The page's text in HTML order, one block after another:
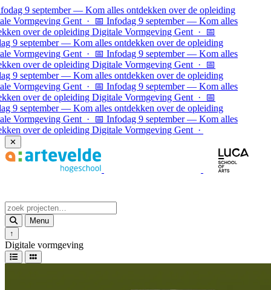
Ga naar inhoud
9 september — Kom alles ontdekken over de opleiding
Vormgeving Gent · 📅 Infodag 9 september — Kom alles
over de opleiding Digitale Vormgeving Gent · 📅
9 september — Kom alles ontdekken over de opleiding
Vormgeving Gent · 📅 Infodag 9 september — Kom alles
over de opleiding Digitale Vormgeving Gent ·
📅
9 september — Kom alles ontdekken over de opleiding
Vormgeving Gent · 📅 Infodag 9 september — Kom alles
over de opleiding Digitale Vormgeving Gent · 📅
9 september — Kom alles ontdekken over de opleiding
Vormgeving Gent · 📅 Infodag 9 september — Kom alles
over de opleiding Digitale Vormgeving Gent ·
✕
Menu
↑
Digitale vormgeving